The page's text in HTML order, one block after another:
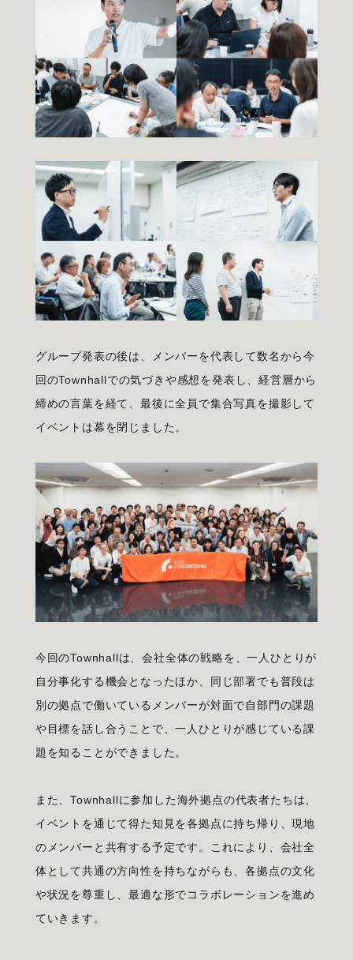
グループ発表の後は、メンバーを代表して数名から今
回のTownhallでの気づきや感想を発表し、経営層から
締めの言葉を経て、最後に全員で集合写真を撮影して
イベントは幕を閉じました。
今回のTownhallは、会社全体の戦略を、一人ひとりが
自分事化する機会となったほか、同じ部署でも普段は
別の拠点で働いているメンバーが対面で自部門の課題
や目標を話し合うことで、一人ひとりが感じている課
題を知ることができました。
また、Townhallに参加した海外拠点の代表者たちは、
イベントを通じて得た知見を各拠点に持ち帰り、現地
のメンバーと共有する予定です。これにより、会社全
体として共通の方向性を持ちながらも、各拠点の文化
や状況を尊重し、最適な形でコラボレーションを進め
ていきます。